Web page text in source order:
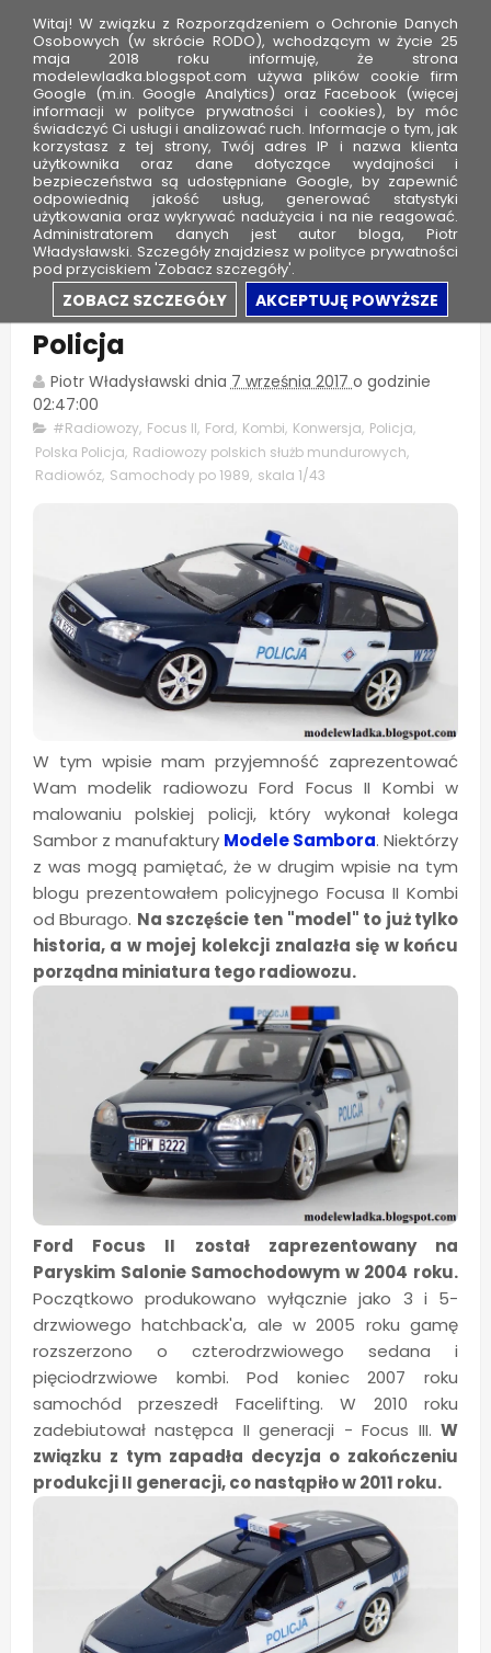
a
Ford Focus II kombi - Polska
Policja
Piotr Władysławski dnia 7 września 2017 o godzinie
02:47:00
#Radiowozy, Focus II, Ford, Kombi, Konwersja, Policja,
Polska Policja, Radiowozy polskich służb mundurowych,
Radiowóz, Samochody po 1989, skala 1/43
W tym wpisie mam przyjemność zaprezentować
Wam modelik radiowozu Ford Focus II Kombi w
malowaniu polskiej policji, który wykonał kolega
Sambor z manufaktury Modele Sambora. Niektórzy
z was mogą pamiętać, że w drugim wpisie na tym
blogu prezentowałem policyjnego Focusa II Kombi
od Bburago. Na szczęście ten "model" to już tylko
historia, a w mojej kolekcji znalazła się w końcu
porządna miniatura tego radiowozu.
Ford Focus II został zaprezentowany na
Paryskim Salonie Samochodowym w 2004 roku.
Początkowo produkowano wyłącznie jako 3 i 5-
drzwiowego hatchback'a, ale w 2005 roku gamę
rozszerzono o czterodrzwiowego sedana i
pięciodrzwiowe kombi. Pod koniec 2007 roku
samochód przeszedł Facelifting. W 2010 roku
zadebiutował następca II generacji - Focus III.W
związku z tym zapadła decyzja o zakończeniu
produkcji II generacji, co nastąpiło w 2011 roku.
Witaj! W związku z Rozporządzeniem o Ochronie Danych
Osobowych (w skrócie RODO), wchodzącym w życie 25
maja 2018 roku informuję, że strona
modelewladka.blogspot.com używa plików cookie firm
Google (m.in. Google Analytics) oraz Facebook (więcej
informacji w polityce prywatności i cookies), by móc
świadczyć Ci usługi i analizować ruch. Informacje o tym, jak
korzystasz z tej strony, Twój adres IP i nazwa klienta
użytkownika oraz dane dotyczące wydajności i
bezpieczeństwa są udostępniane Google, by zapewnić
odpowiednią jakość usług, generować statystyki
użytkowania oraz wykrywać nadużycia i na nie reagować.
Administratorem danych jest autor bloga, Piotr
Władysławski. Szczegóły znajdziesz w polityce prywatności
pod przyciskiem 'Zobacz szczegóły'.
ZOBACZ SZCZEGÓŁY AKCEPTUJĘ POWYŻSZE